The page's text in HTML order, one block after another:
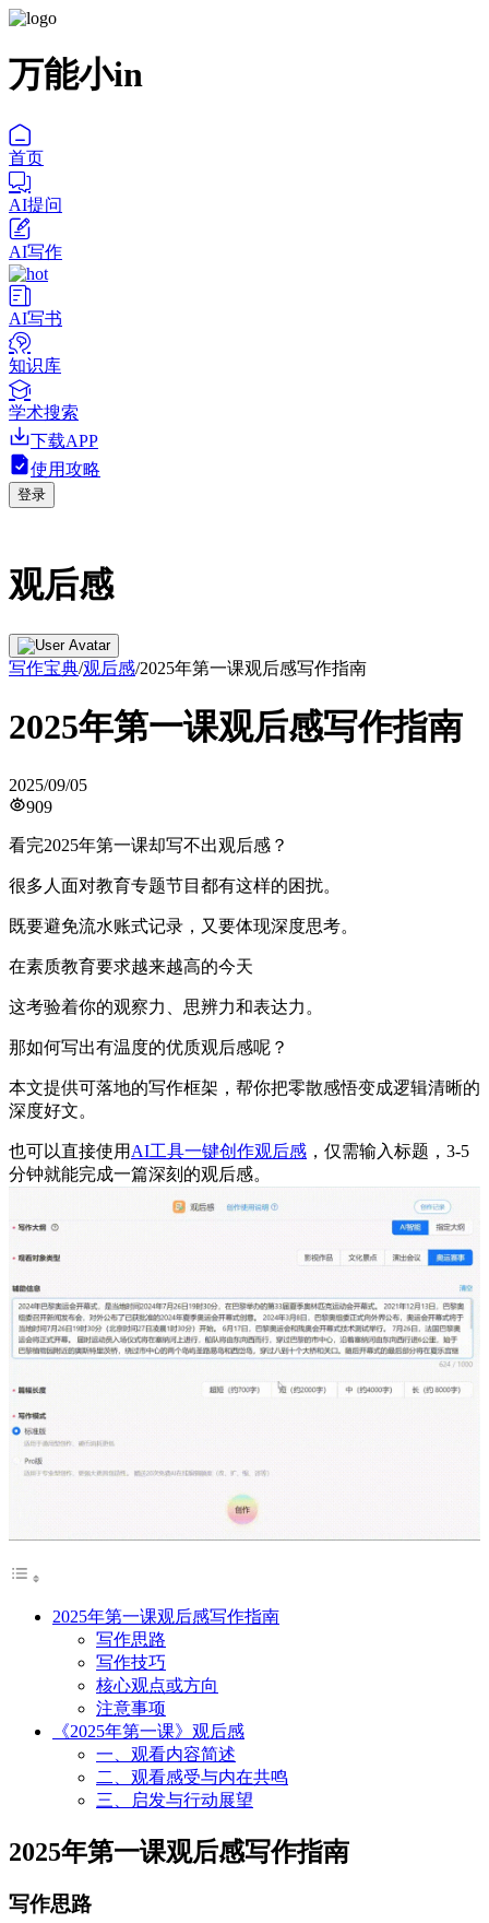
万能小in
首页
AI提问
AI写作
AI写书
知识库
学术搜索
下载APP
使用攻略
登录
观后感
写作宝典/观后感/2025年第一课观后感写作指南
2025年第一课观后感写作指南
2025/09/05
909
看完2025年第一课却写不出观后感？
很多人面对教育专题节目都有这样的困扰。
既要避免流水账式记录，又要体现深度思考。
在素质教育要求越来越高的今天
这考验着你的观察力、思辨力和表达力。
那如何写出有温度的优质观后感呢？
本文提供可落地的写作框架，帮你把零散感悟变成逻辑清晰的
深度好文。
也可以直接使用 AI工具一键创作观后感 ，仅需输入标题，3-5
分钟就能完成一篇深刻的观后感。
2025年第一课观后感写作指南
写作思路
写作技巧
核心观点或方向
注意事项
《2025年第一课》观后感
一、观看内容简述
二、观看感受与内在共鸣
三、启发与行动展望
2025年第一课观后感写作指南
写作思路